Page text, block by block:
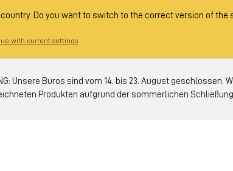
Do you want to switch to the correct version of the
with current settings
Unsere Büros sind vom 14. bis 23. August geschlossen.
Produkten aufgrund der sommerlichen